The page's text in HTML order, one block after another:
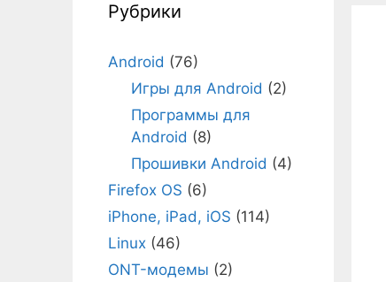
Рубрики
Android (76)
Игры для Android (2)
Программы для
Android (8)
Прошивки Android (4)
Firefox OS (6)
iPhone, iPad, iOS (114)
Linux (46)
ONT-модемы (2)